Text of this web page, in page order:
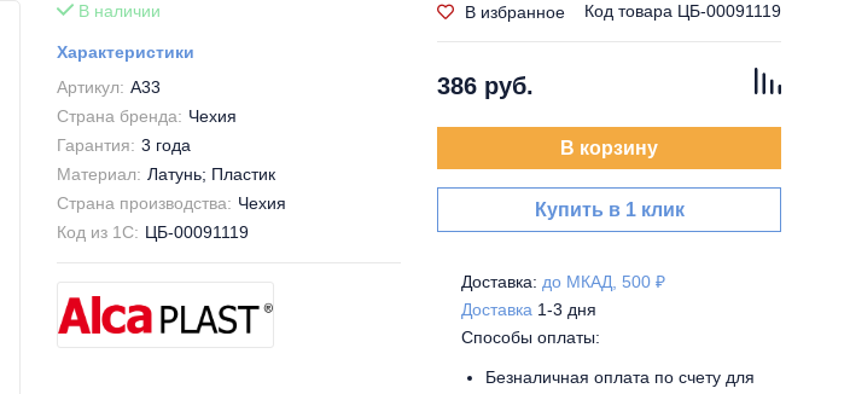
В наличии
Характеристики
Артикул: A33
Страна бренда: Чехия
Гарантия: 3 года
Материал: Латунь; Пластик
Страна производства: Чехия
Код из 1С: ЦБ-00091119
В избранное Код товара ЦБ-00091119
386 руб.
В корзину
Купить в 1 клик
Доставка: до МКАД, 500 ₽
Доставка 1-3 дня
Способы оплаты:
Безналичная оплата по счету для